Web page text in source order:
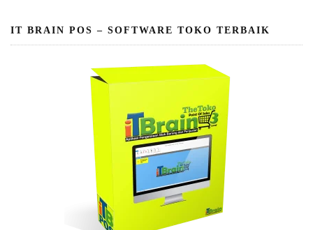
IT BRAIN POS – SOFTWARE TOKO TERBAIK